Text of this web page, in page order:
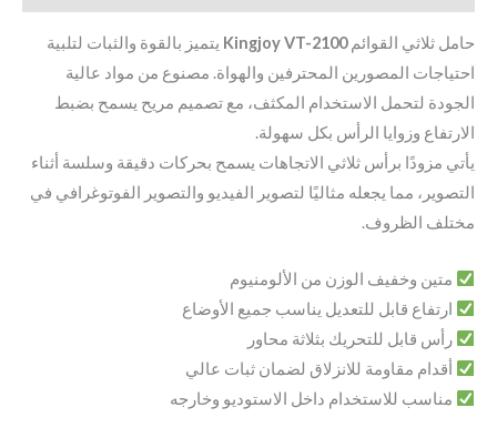
حامل ثلاثي القوائمKingjoy VT-2100 يتميز بالقوة والثبات لتلبية
احتياجات المصورين المحترفين والهواة. مصنوع من مواد عالية
الجودة لتحمل الاستخدام المكثف، مع تصميم مريح يسمح بضبط
الارتفاع وزوايا الرأس بكل سهولة.
يأتي مزودًا برأس ثلاثي الاتجاهات يسمح بحركات دقيقة وسلسة أثناء
التصوير، مما يجعله مثاليًا لتصوير الفيديو والتصوير الفوتوغرافي في
مختلف الظروف.
متين وخفيف الوزن من الألومنيوم
ارتفاع قابل للتعديل يناسب جميع الأوضاع
رأس قابل للتحريك بثلاثة محاور
أقدام مقاومة للانزلاق لضمان ثبات عالي
مناسب للاستخدام داخل الاستوديو وخارجه